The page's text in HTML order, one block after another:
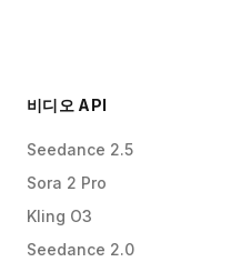
비디오 API
Seedance 2.5
Sora 2 Pro
Kling O3
Seedance 2.0